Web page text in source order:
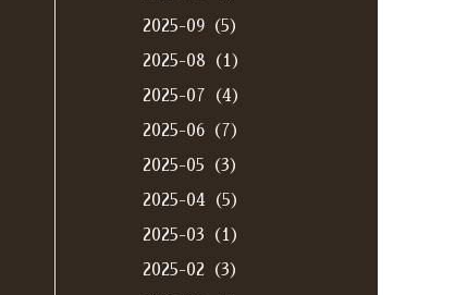
2025-09（5）
2025-08（1）
2025-07（4）
2025-06（7）
2025-05（3）
2025-04（5）
2025-03（1）
2025-02（3）